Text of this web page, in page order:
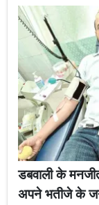
डबवाली के
अपने भतीजे के